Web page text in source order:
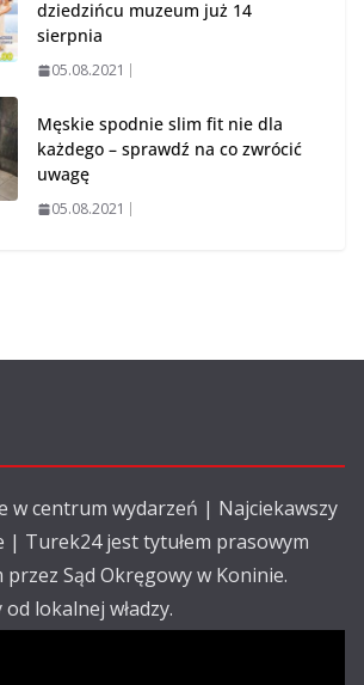
dziedzińcu muzeum już 14
sierpnia
05.08.2021
Męskie spodnie slim fit nie dla
każdego – sprawdź na co zwrócić
uwagę
05.08.2021
w centrum wydarzeń | Najciekawszy
| Turek24 jest tytułem prasowym
Sąd Okręgowy w Koninie.
lokalnej władzy.